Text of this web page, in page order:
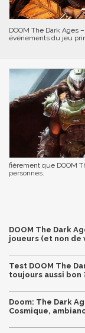
DOOM The Dark Ages
événements du jeu
fièrement que DOOM
personnes.
DOOM The Dark
joueurs (et non de
Test DOOM The
toujours aussi bon
Doom: The Dark
Cosmique,